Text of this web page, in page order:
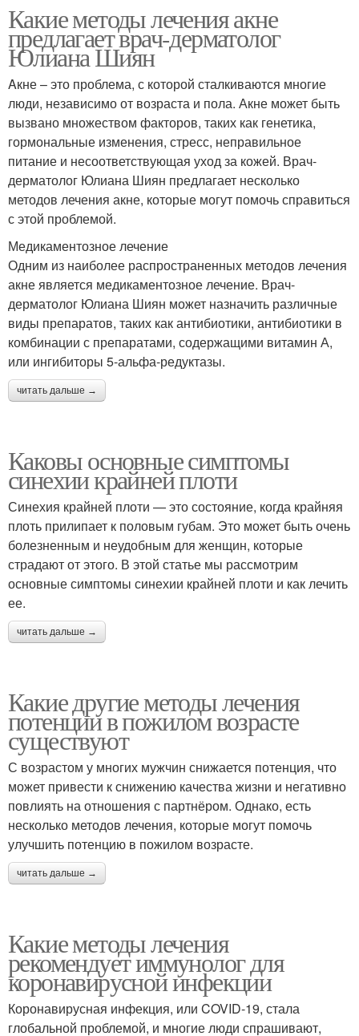
Какие методы лечения акне
предлагает врач-дерматолог
Юлиана Шиян
Aкне – это проблема, с которой сталкиваются многие
люди, независимо от возраста и пола. Акне может быть
вызвано множеством факторов, таких как генетика,
гормональные изменения, стресс, неправильное
питание и несоответствующая уход за кожей. Врач-
дерматолог Юлиана Шиян предлагает несколько
методов лечения акне, которые могут помочь справиться
с этой проблемой.
Медикаментозное лечение
Одним из наиболее распространенных методов лечения
акне является медикаментозное лечение. Врач-
дерматолог Юлиана Шиян может назначить различные
виды препаратов, таких как антибиотики, антибиотики в
комбинации с препаратами, содержащими витамин А,
или ингибиторы 5-альфа-редуктазы.
читать дальше →
Каковы основные симптомы
синехии крайней плоти
Синехия крайней плоти — это состояние, когда крайняя
плоть прилипает к половым губам. Это может быть очень
болезненным и неудобным для женщин, которые
страдают от этого. В этой статье мы рассмотрим
основные симптомы синехии крайней плоти и как лечить
ее.
читать дальше →
Какие другие методы лечения
потенции в пожилом возрасте
существуют
С возрастом у многих мужчин снижается потенция, что
может привести к снижению качества жизни и негативно
повлиять на отношения с партнёром. Однако, есть
несколько методов лечения, которые могут помочь
улучшить потенцию в пожилом возрасте.
читать дальше →
Какие методы лечения
рекомендует иммунолог для
коронавирусной инфекции
Коронавирусная инфекция, или COVID-19, стала
глобальной проблемой, и многие люди спрашивают,